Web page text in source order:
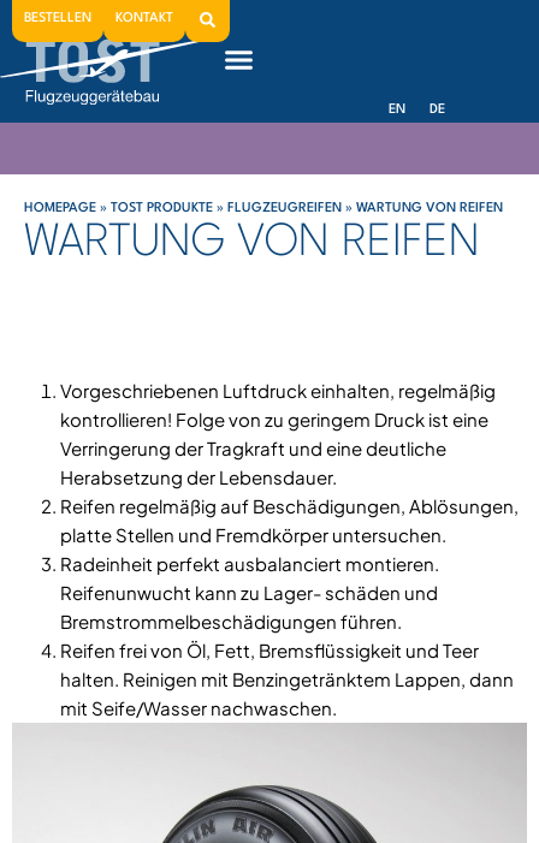
BESTELLEN KONTAKT
EN DE
HOMEPAGE » TOST PRODUKTE » FLUGZEUGREIFEN » WARTUNG VON REIFEN
WARTUNG VON REIFEN
Vorgeschriebenen Luftdruck einhalten, regelmäßig
kontrollieren! Folge von zu geringem Druck ist eine
Verringerung der Tragkraft und eine deutliche
Herabsetzung der Lebensdauer.
Reifen regelmäßig auf Beschädigungen, Ablösungen,
platte Stellen und Fremdkörper untersuchen.
Radeinheit perfekt ausbalanciert montieren.
Reifenunwucht kann zu Lager- schäden und
Bremstrommelbeschädigungen führen.
Reifen frei von Öl, Fett, Bremsflüssigkeit und Teer
halten. Reinigen mit Benzingetränktem Lappen, dann
mit Seife/Wasser nachwaschen.